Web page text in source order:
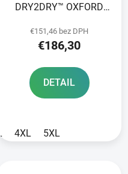
DRY2DRY™ OXFORD
čierna
€151,46 bez DPH
€186,30
DETAIL
4XL 5XL